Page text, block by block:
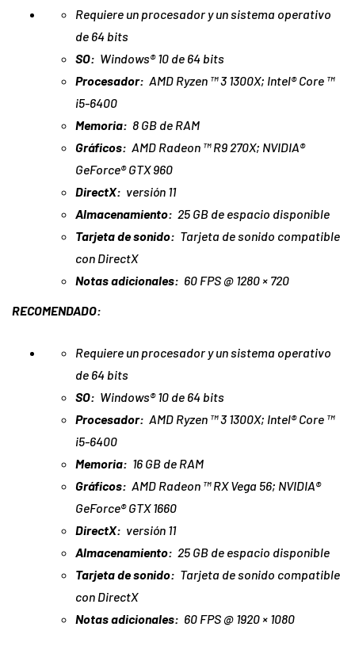
Requiere un procesador y un sistema operativo
de 64 bits
SO: Windows® 10 de 64 bits
Procesador: AMD Ryzen ™ 3 1300X; Intel® Core ™
i5-6400
Memoria: 8 GB de RAM
Gráficos: AMD Radeon ™ R9 270X; NVIDIA®
GeForce® GTX 960
DirectX: versión 11
Almacenamiento: 25 GB de espacio disponible
Tarjeta de sonido: Tarjeta de sonido compatible
con DirectX
Notas adicionales: 60 FPS @ 1280 × 720
RECOMENDADO:
Requiere un procesador y un sistema operativo
de 64 bits
SO: Windows® 10 de 64 bits
Procesador: AMD Ryzen ™ 3 1300X; Intel® Core ™
i5-6400
Memoria: 16 GB de RAM
Gráficos: AMD Radeon ™ RX Vega 56; NVIDIA®
GeForce® GTX 1660
DirectX: versión 11
Almacenamiento: 25 GB de espacio disponible
Tarjeta de sonido: Tarjeta de sonido compatible
con DirectX
Notas adicionales: 60 FPS @ 1920 × 1080